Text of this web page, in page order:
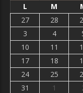
L M
27
28
3
4
10
11
17
18
24
25
31
1